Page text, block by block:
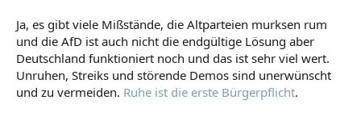
Ja, es gibt viele Mißstände, die Altparteien murksen rum
und die AfD ist auch nicht die endgültige Lösung aber
Deutschland funktioniert noch und das ist sehr viel wert.
Unruhen, Streiks und störende Demos sind unerwünscht
und zu vermeiden. Ruhe ist die erste Bürgerpflicht.